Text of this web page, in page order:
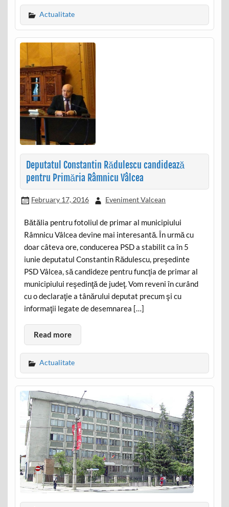
Actualitate
Deputatul Constantin Rădulescu candidează
pentru Primăria Râmnicu Vâlcea
February 17, 2016 Eveniment Valcean
Bătălia pentru fotoliul de primar al municipiului
Râmnicu Vâlcea devine mai interesantă. În urmă cu
doar câteva ore, conducerea PSD a stabilit ca în 5
iunie deputatul Constantin Rădulescu, preşedinte
PSD Vâlcea, să candideze pentru funcţia de primar al
municipiului reşedinţă de judeţ. Vom reveni în curând
cu o declaraţie a tânărului deputat precum şi cu
informaţii legate de desemnarea […]
Read more
Actualitate